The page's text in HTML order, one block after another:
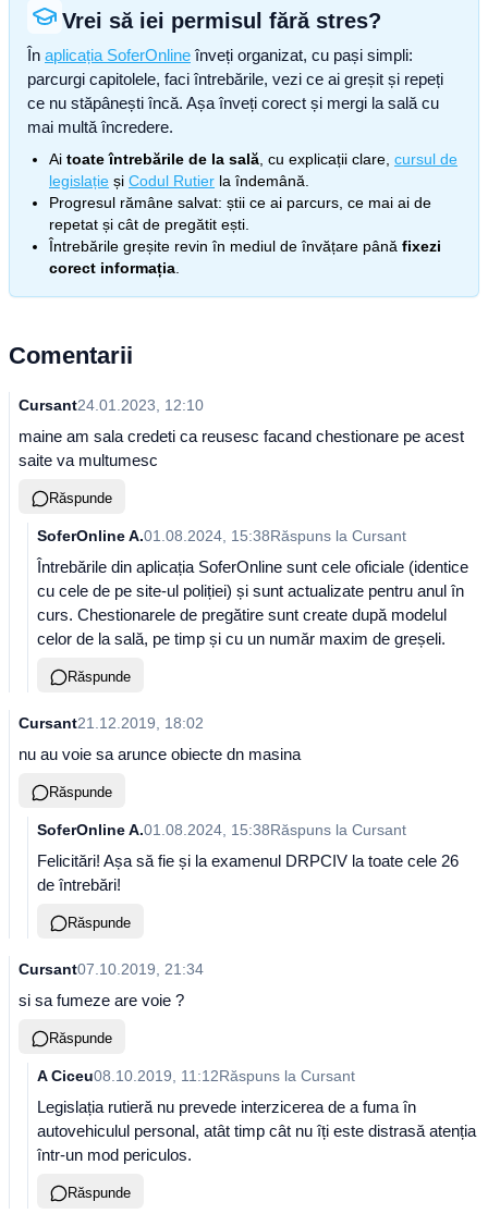
Vrei să iei permisul fără stres?
În aplicația SoferOnline înveți organizat, cu pași simpli:
parcurgi capitolele, faci întrebările, vezi ce ai greșit și repeți
ce nu stăpânești încă. Așa înveți corect și mergi la sală cu
mai multă încredere.
Ai toate întrebările de la sală , cu explicații clare, cursul de
legislație și Codul Rutier la îndemână.
Progresul rămâne salvat: știi ce ai parcurs, ce mai ai de
repetat și cât de pregătit ești.
Întrebările greșite revin în mediul de învățare până fixezi
corect informația
Comentarii
Cursant24.01.2023, 12:10
maine am sala credeti ca reusesc facand chestionare pe acest
saite va multumesc
Răspunde
SoferOnline A.01.08.2024, 15:38Răspuns la Cursant
Întrebările din aplicația SoferOnline sunt cele oficiale (identice
cu cele de pe site-ul poliției) și sunt actualizate pentru anul în
curs. Chestionarele de pregătire sunt create după modelul
celor de la sală, pe timp și cu un număr maxim de greșeli.
Răspunde
Cursant21.12.2019, 18:02
nu au voie sa arunce obiecte dn masina
Răspunde
SoferOnline A.01.08.2024, 15:38Răspuns la Cursant
Felicitări! Așa să fie și la examenul DRPCIV la toate cele 26
de întrebări!
Răspunde
Cursant07.10.2019, 21:34
si sa fumeze are voie ?
Răspunde
A Ciceu08.10.2019, 11:12Răspuns la Cursant
Legislația rutieră nu prevede interzicerea de a fuma în
autovehiculul personal, atât timp cât nu îți este distrasă atenția
într-un mod periculos.
Răspunde